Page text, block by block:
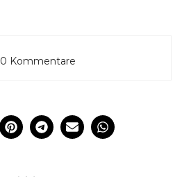
0 Kommentare